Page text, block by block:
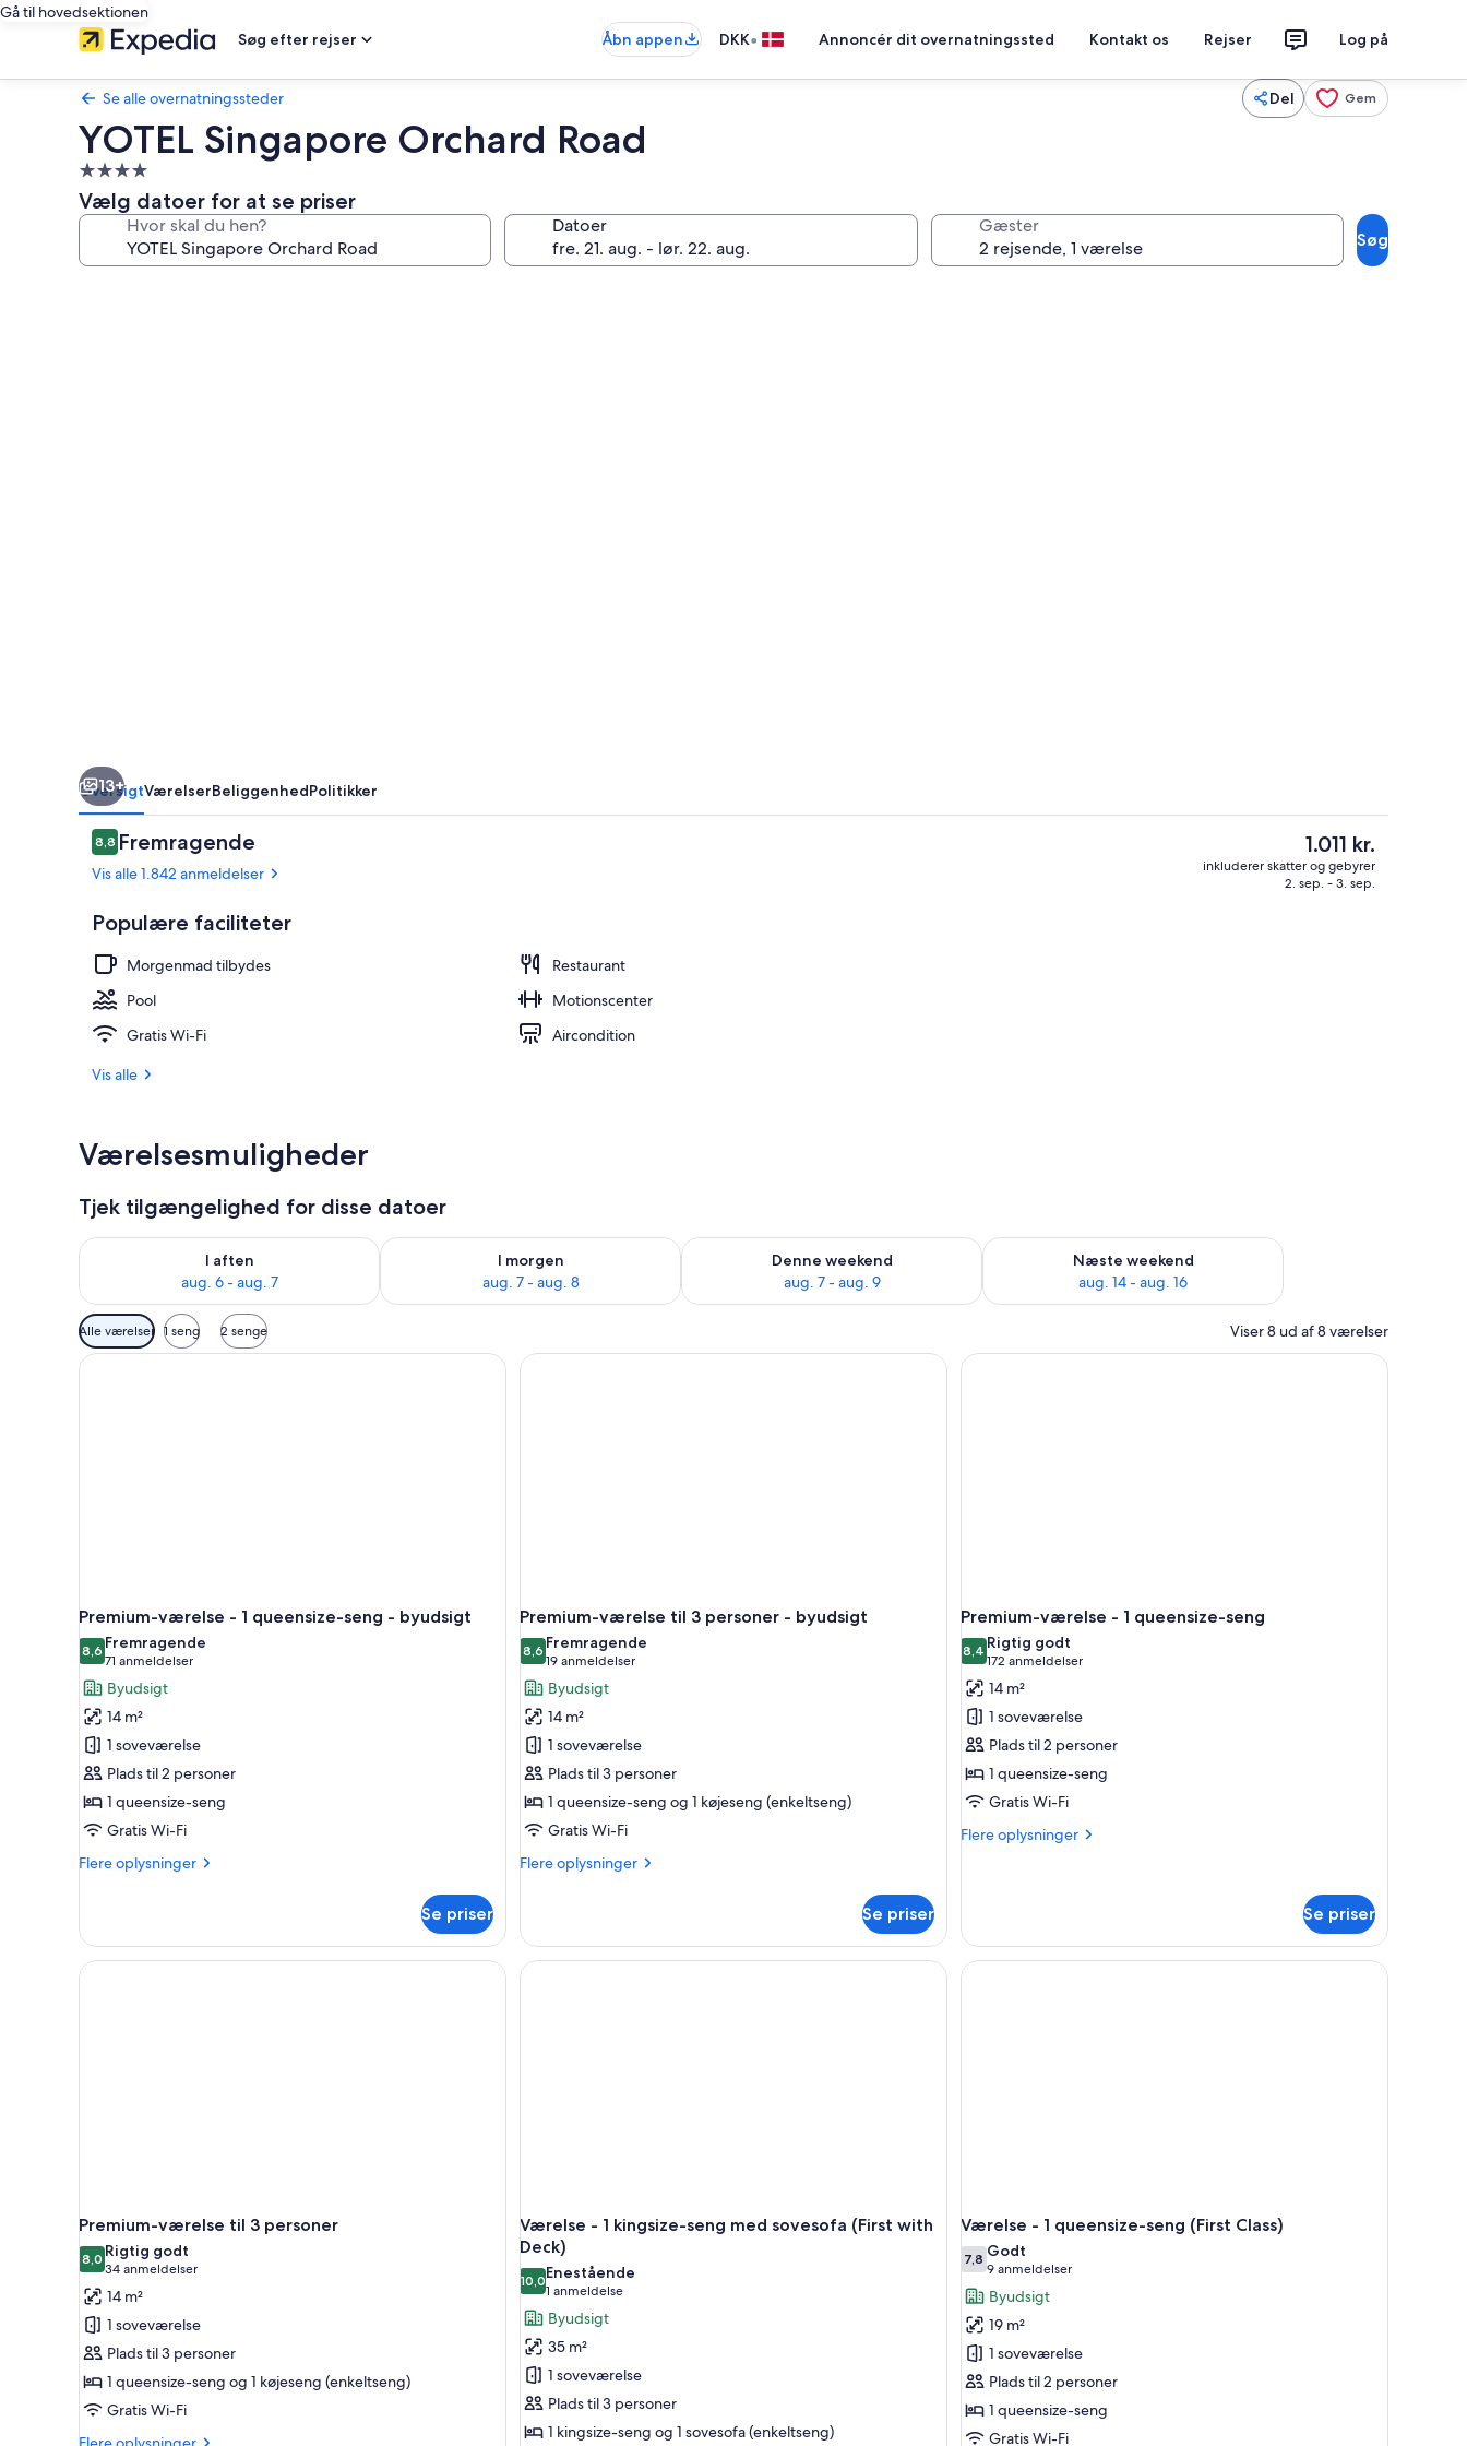
Gå til hovedsektionen
Søg efter rejser
Åbn appen DKK• Annoncér dit overnatningssted Kontakt os Rejser Log på
Se alle overnatningssteder Del Gem
YOTEL Singapore Orchard Road
4.0-
stjernet
overnatningssted
Vælg datoer for at se priser
Hvor skal du hen? Datoer Gæster
Søg
13+
OversigtVærelserBeliggenhedPolitikker
Anmeldelser
8,88,8 ud af 10.
Fremragende
Vis alle 1.842 anmeldelser
Populære faciliteter
Morgenmad tilbydes
Restaurant
Pool
Motionscenter
Gratis Wi-Fi
Aircondition
Vis alle
Den
nuværende
pris
1.011 kr.
inkluderer skatter og gebyrer
2. sep. - 3. sep.
Værelsesmuligheder
Tjek tilgængelighed for disse datoer
I aften
aug. 6 - aug. 7
Tjek tilgængelighed for i aften aug. 6 - aug. 7
I morgen
aug. 7 - aug. 8
Tjek tilgængelighed for i morgen aug. 7 - aug. 8
Denne weekend
aug. 7 - aug. 9
Tjek tilgængelighed for denne weekend aug. 7 - aug. 9
Næste weekend
aug. 14 - aug. 16
Tjek tilgængelighed for næste weekend aug. 14 - aug. 16
Tilgængelige
filtre
for
Alle værelser 1 seng 2 senge Viser 8 ud af 8 værelser
Premium-værelse - 1 queensize-seng - byudsigt
8,68,6 ud af 10
Fremragende
71 anmeldelser
(71
anmeldelser)
Byudsigt
14 m²
1 soveværelse
Plads til 2 personer
1 queensize-seng
Gratis Wi-Fi
Flere oplysninger
Flere
værelse
1
Se priser
Premium-værelse til 3 personer - byudsigt
8,68,6 ud af 10
Fremragende
19 anmeldelser
(19
anmeldelser)
Byudsigt
14 m²
1 soveværelse
Plads til 3 personer
1 queensize-seng og 1 køjeseng (enkeltseng)
Gratis Wi-Fi
Flere oplysninger
Flere
værelse
til
3
Se priser
Premium-værelse - 1 queensize-seng
8,48,4 ud af 10
Rigtig godt
172 anmeldelser
(172
anmeldelser)
14 m²
1 soveværelse
Plads til 2 personer
1 queensize-seng
Gratis Wi-Fi
Flere oplysninger
Flere
-
queensize-
Se priser
Premium-værelse til 3 personer
8,08,0 ud af 10
Rigtig godt
34 anmeldelser
(34
anmeldelser)
14 m²
1 soveværelse
Plads til 3 personer
1 queensize-seng og 1 køjeseng (enkeltseng)
Gratis Wi-Fi
Flere
Værelse - 1 kingsize-seng med sovesofa (First with
Deck)
10,010,0 ud af 10
Enestående
1 anmeldelse
(1
anmeldelse)
Byudsigt
35 m²
1 soveværelse
Plads til 3 personer
1 kingsize-seng og 1 sovesofa (enkeltseng)
Værelse - 1 queensize-seng (First Class)
7,87,8 ud af 10
Godt
9 anmeldelser
(9
anmeldelser)
Byudsigt
19 m²
1 soveværelse
Plads til 2 personer
1 queensize-seng
Gratis Wi-Fi